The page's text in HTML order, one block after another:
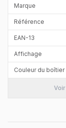
Marque
Référence
EAN-13
Affichage
Couleur du boîtier